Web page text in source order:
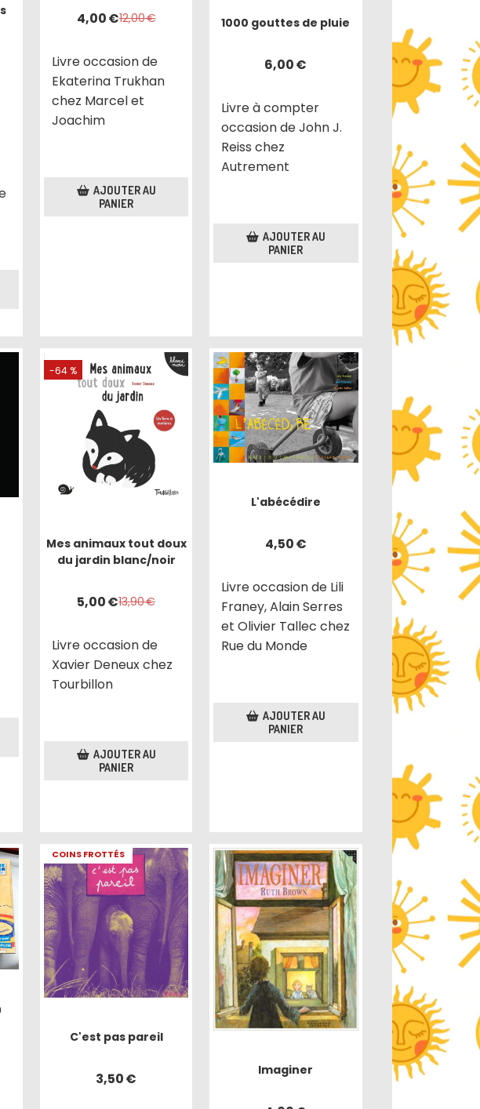
4,00€12,00€
Livre occasion de
Ekaterina Trukhan
chez Marcel et
Joachim
AJOUTER AU
PANIER
1000 gouttes de pluie
6,00€
Livre à compter
occasion de John J.
Reiss chez
Autrement
AJOUTER AU
PANIER
-64 %
Mes animaux tout doux
du jardin blanc/noir
5,00€13,90€
Livre occasion de
Xavier Deneux chez
Tourbillon
AJOUTER AU
PANIER
L'abécédire
4,50€
Livre occasion de Lili
Franey, Alain Serres
et Olivier Tallec chez
Rue du Monde
AJOUTER AU
PANIER
COINS FROTTÉS
C'est pas pareil
3,50€ Imaginer